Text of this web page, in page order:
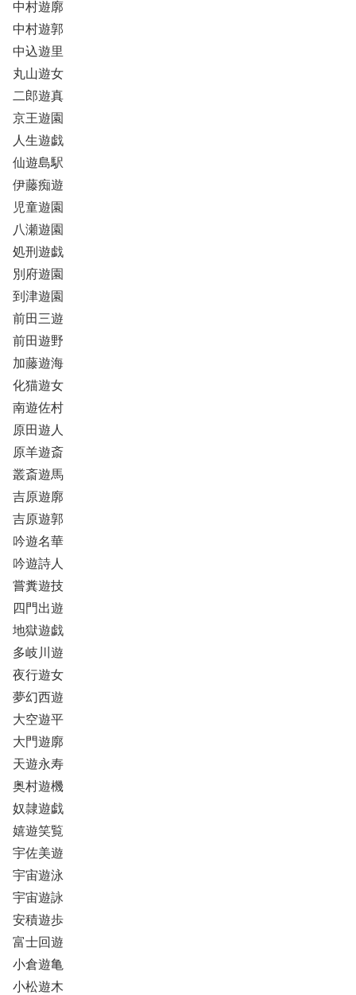
中村遊廓
中村遊郭
中込遊里
丸山遊女
二郎遊真
京王遊園
人生遊戯
仙遊島駅
伊藤痴遊
児童遊園
八瀬遊園
処刑遊戯
別府遊園
到津遊園
前田三遊
前田遊野
加藤遊海
化猫遊女
南遊佐村
原田遊人
原羊遊斎
叢斎遊馬
吉原遊廓
吉原遊郭
吟遊名華
吟遊詩人
嘗糞遊技
四門出遊
地獄遊戯
多岐川遊
夜行遊女
夢幻西遊
大空遊平
大門遊廓
天遊永寿
奥村遊機
奴隷遊戯
嬉遊笑覧
宇佐美遊
宇宙遊泳
宇宙遊詠
安積遊歩
富士回遊
小倉遊亀
小松遊木